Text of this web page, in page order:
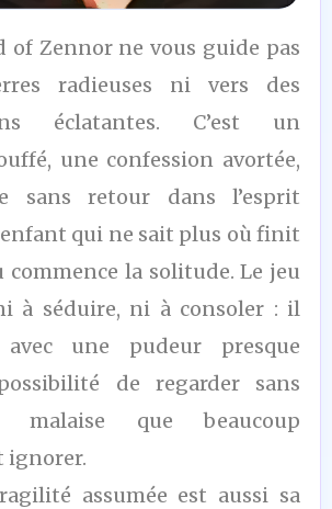
of Zennor ne vous guide pas
radieuses ni vers des
éclatantes. C’est un
une confession avortée,
sans retour dans l’esprit
enfant qui ne sait plus où finit
commence la solitude. Le jeu
à séduire, ni à consoler : il
une pudeur presque
de regarder sans
que beaucoup
ignorer.
assumée est aussi sa